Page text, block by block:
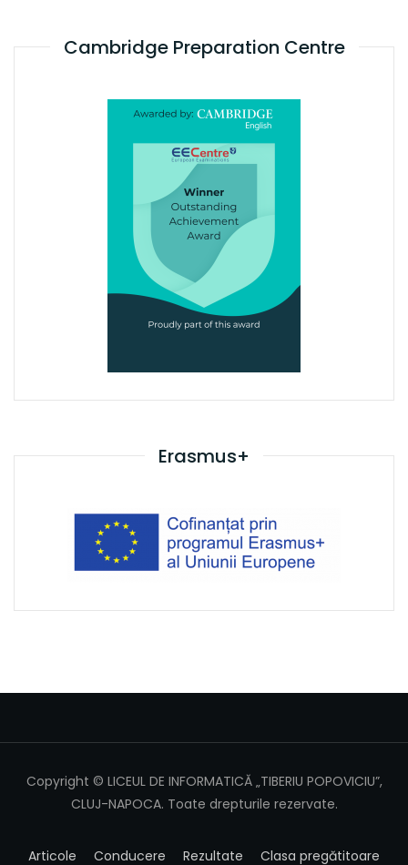
Cambridge Preparation Centre
Erasmus+
Copyright © LICEUL DE INFORMATICĂ „TIBERIU POPOVICIU”,
CLUJ-NAPOCA. Toate drepturile rezervate.
Articole Conducere Rezultate Clasa pregătitoare